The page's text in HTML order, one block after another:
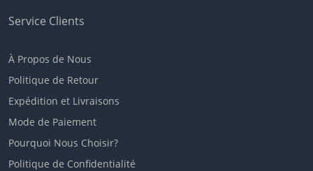
Service Clients
À Propos de Nous
Politique de Retour
Expédition et Livraisons
Mode de Paiement
Pourquoi Nous Choisir?
Politique de Confidentialité